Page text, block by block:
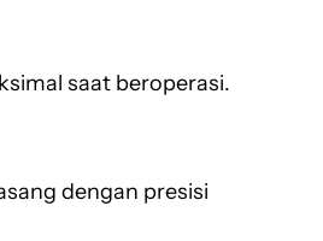
saat beroperasi.
dengan presisi